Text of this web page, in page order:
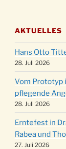
11.12.
Puer-
19.12.
12 Uhr
20.12.
der
24.12.
24.12.
AKTUELLES
Hans Otto
28. Juli 2026
Vom Prototyp
pflegende
28. Juli 2026
Erntefest in
Rabea und
27. Juli 2026